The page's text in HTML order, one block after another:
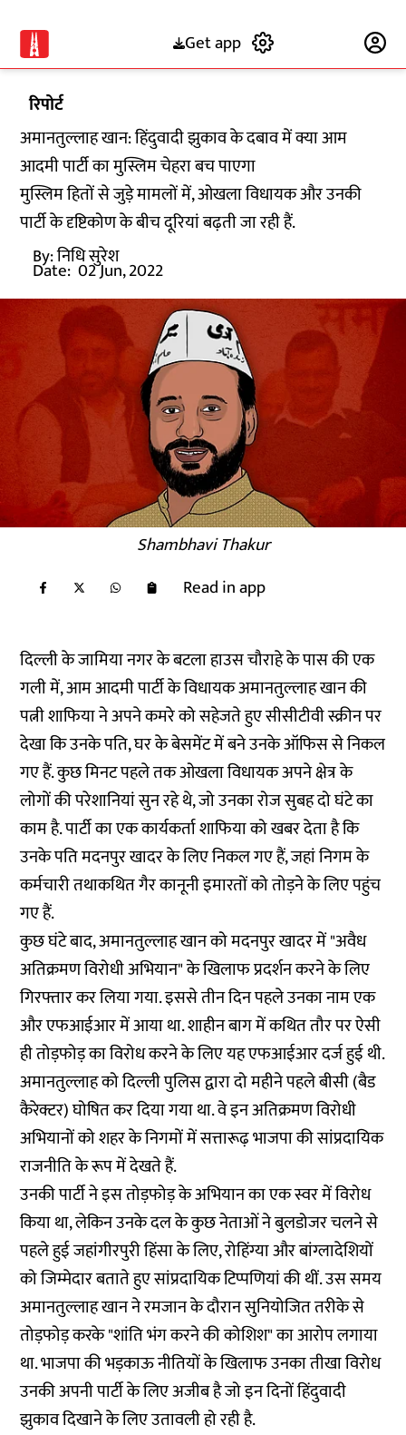
Get app
रिपोर्ट
अमानतुल्लाह खान: हिंदुवादी झुकाव के दबाव में क्या आम
आदमी पार्टी का मुस्लिम चेहरा बच पाएगा
मुस्लिम हितों से जुड़े मामलों में, ओखला विधायक और उनकी
पार्टी के दृष्टिकोण के बीच दूरियां बढ़ती जा रही हैं.
By:निधि सुरेश
Date: 02 Jun, 2022
Shambhavi Thakur
Read in app
दिल्ली के जामिया नगर के बटला हाउस चौराहे के पास की एक
गली में, आम आदमी पार्टी के विधायक अमानतुल्लाह खान की
पत्नी शाफिया ने अपने कमरे को सहेजते हुए सीसीटीवी स्क्रीन पर
देखा कि उनके पति, घर के बेसमेंट में बने उनके ऑफिस से निकल
गए हैं. कुछ मिनट पहले तक ओखला विधायक अपने क्षेत्र के
लोगों की परेशानियां सुन रहे थे, जो उनका रोज सुबह दो घंटे का
काम है. पार्टी का एक कार्यकर्ता शाफिया को खबर देता है कि
उनके पतिमदनपुर खादरके लिए निकल गए हैं, जहां निगम के
कर्मचारी तथाकथित गैर कानूनी इमारतों को तोड़ने के लिए पहुंच
गए हैं.
कुछ घंटे बाद, अमानतुल्लाह खान को मदनपुर खादर में "अवैध
अतिक्रमण विरोधी अभियान" के खिलाफ प्रदर्शन करने के लिए
गिरफ्तार कर लिया गया. इससे तीन दिन पहले उनका नाम एक
और एफआईआर में आया था. शाहीन बाग में कथित तौर पर ऐसी
ही तोड़फोड़ का विरोध करने के लिए यह एफआईआर दर्ज हुई थी.
अमानतुल्लाह को दिल्ली पुलिस द्वारा दो महीने पहले बीसी (बैड
कैरेक्टर) घोषित कर दिया गया था. वे इन अतिक्रमण विरोधी
अभियानों को शहर के निगमों में सत्तारूढ़ भाजपा की सांप्रदायिक
राजनीति के रूप में देखते हैं.
उनकी पार्टी ने इस तोड़फोड़ के अभियान का एक स्वर में विरोध
किया था, लेकिन उनके दल के कुछ नेताओं ने बुलडोजर चलने से
पहले हुई जहांगीरपुरी हिंसा के लिए, रोहिंग्या और बांग्लादेशियों
को जिम्मेदार बताते हुए सांप्रदायिक टिप्पणियां की थीं. उस समय
अमानतुल्लाह खान ने रमजान के दौरान सुनियोजित तरीके से
तोड़फोड़ करके "शांति भंग करने की कोशिश" का आरोपलगाया
था. भाजपा की भड़काऊ नीतियों के खिलाफ उनका तीखा विरोध
उनकी अपनी पार्टी के लिए अजीब है जो इन दिनों हिंदुवादी
झुकाव दिखाने के लिए उतावली हो रही है.